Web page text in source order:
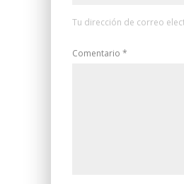
Tu dirección de correo
Comentario *